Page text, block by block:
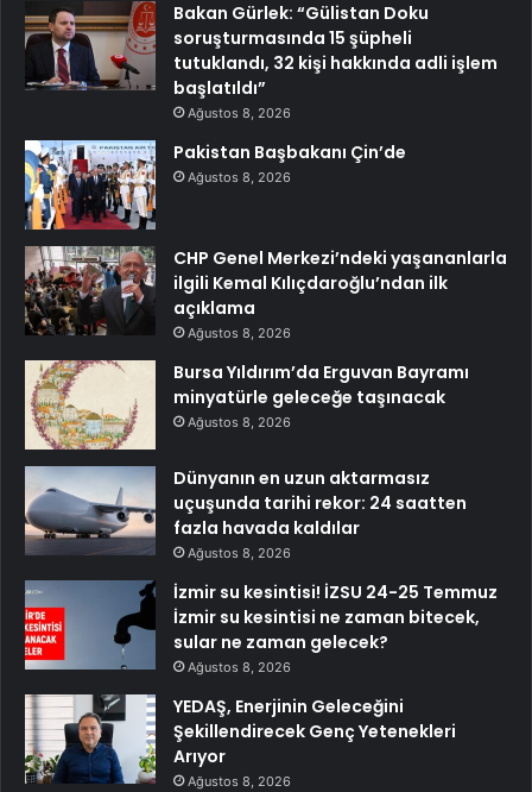
Bakan Gürlek: “Gülistan Doku
soruşturmasında 15 şüpheli
tutuklandı, 32 kişi hakkında adli işlem
başlatıldı”
Ağustos 8, 2026
Pakistan Başbakanı Çin’de
Ağustos 8, 2026
CHP Genel Merkezi’ndeki yaşananlarla
ilgili Kemal Kılıçdaroğlu’ndan ilk
açıklama
Ağustos 8, 2026
Bursa Yıldırım’da Erguvan Bayramı
minyatürle geleceğe taşınacak
Ağustos 8, 2026
Dünyanın en uzun aktarmasız
uçuşunda tarihi rekor: 24 saatten
fazla havada kaldılar
Ağustos 8, 2026
İzmir su kesintisi! İZSU 24-25 Temmuz
İzmir su kesintisi ne zaman bitecek,
sular ne zaman gelecek?
Ağustos 8, 2026
YEDAŞ, Enerjinin Geleceğini
Şekillendirecek Genç Yetenekleri
Arıyor
Ağustos 8, 2026